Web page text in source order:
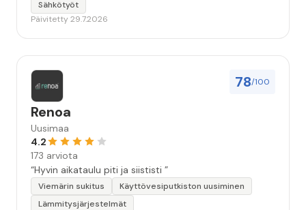
Sähkötyöt
Päivitetty 29.7.2026
78/100
Renoa
Uusimaa
4.2
173 arviota
“Hyvin aikataulu piti ja siististi ”
Viemärin sukitus
Käyttövesiputkiston uusiminen
Lämmitysjärjestelmät